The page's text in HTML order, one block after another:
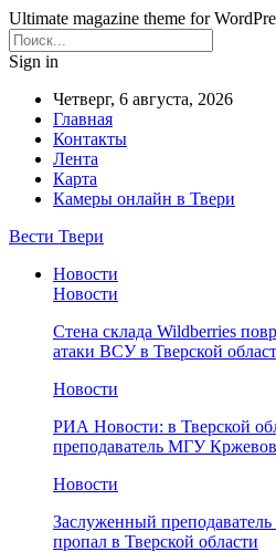
Ultimate magazine theme for
Sign in
Четверг, 6 августа, 2026
Главная
Контакты
Лента
Карта
Камеры онлайн в Твери
Вести Твери
Новости
Новости
Стена склада Wildberries
атаки ВСУ в Тверской
Новости
РИА Новости: в Тверской
преподаватель МГУ Кржевов
Новости
Заслуженный
пропал в Тверской области